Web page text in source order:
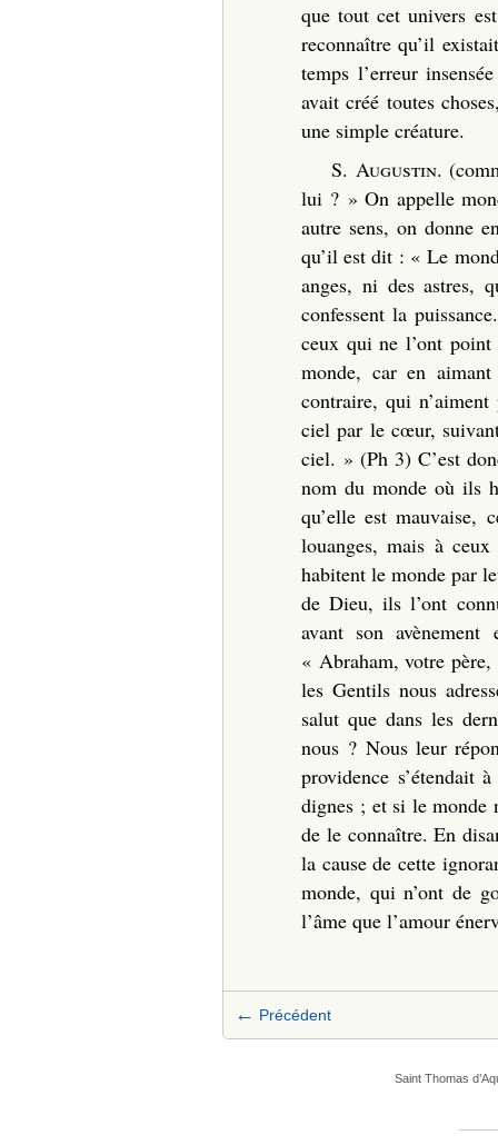
que tout cet univers
reconnaître qu’il
temps l’erreur
avait créé toutes
une simple créature.
S. Augustin.
lui ? » On appelle
autre sens, on donne
qu’il est dit : « Le
anges, ni des astres,
confessent la
ceux qui ne l’ont
monde, car en
contraire, qui
ciel par le cœur,
ciel. » (Ph 3) C’est
nom du monde où ils
qu’elle est mauvaise,
louanges, mais à
habitent le monde par
de Dieu, ils l’ont
avant son
« Abraham, votre
les Gentils nous
salut que dans les
nous ? Nous leur
providence s’étendait
dignes ; et si le monde
de le connaître. En
la cause de cette
monde, qui n’ont de
l’âme que l’amour
← Précédent
Saint Thomas